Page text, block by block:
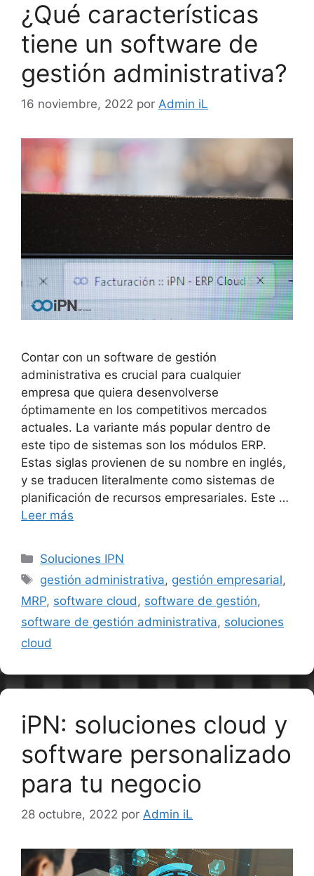
¿Qué características
tiene un software de
gestión administrativa?
16 noviembre, 2022 por Admin iL
Contar con un software de gestión
administrativa es crucial para cualquier
empresa que quiera desenvolverse
óptimamente en los competitivos mercados
actuales. La variante más popular dentro de
este tipo de sistemas son los módulos ERP.
Estas siglas provienen de su nombre en inglés,
y se traducen literalmente como sistemas de
planificación de recursos empresariales. Este …
Leer más
Categorías
Soluciones IPN
Etiquetas
gestión administrativa, gestión empresarial,
MRP, software cloud , software de gestión,
software de gestión administrativa, soluciones
cloud
iPN: soluciones cloud y
software personalizado
para tu negocio
28 octubre, 2022 por Admin iL